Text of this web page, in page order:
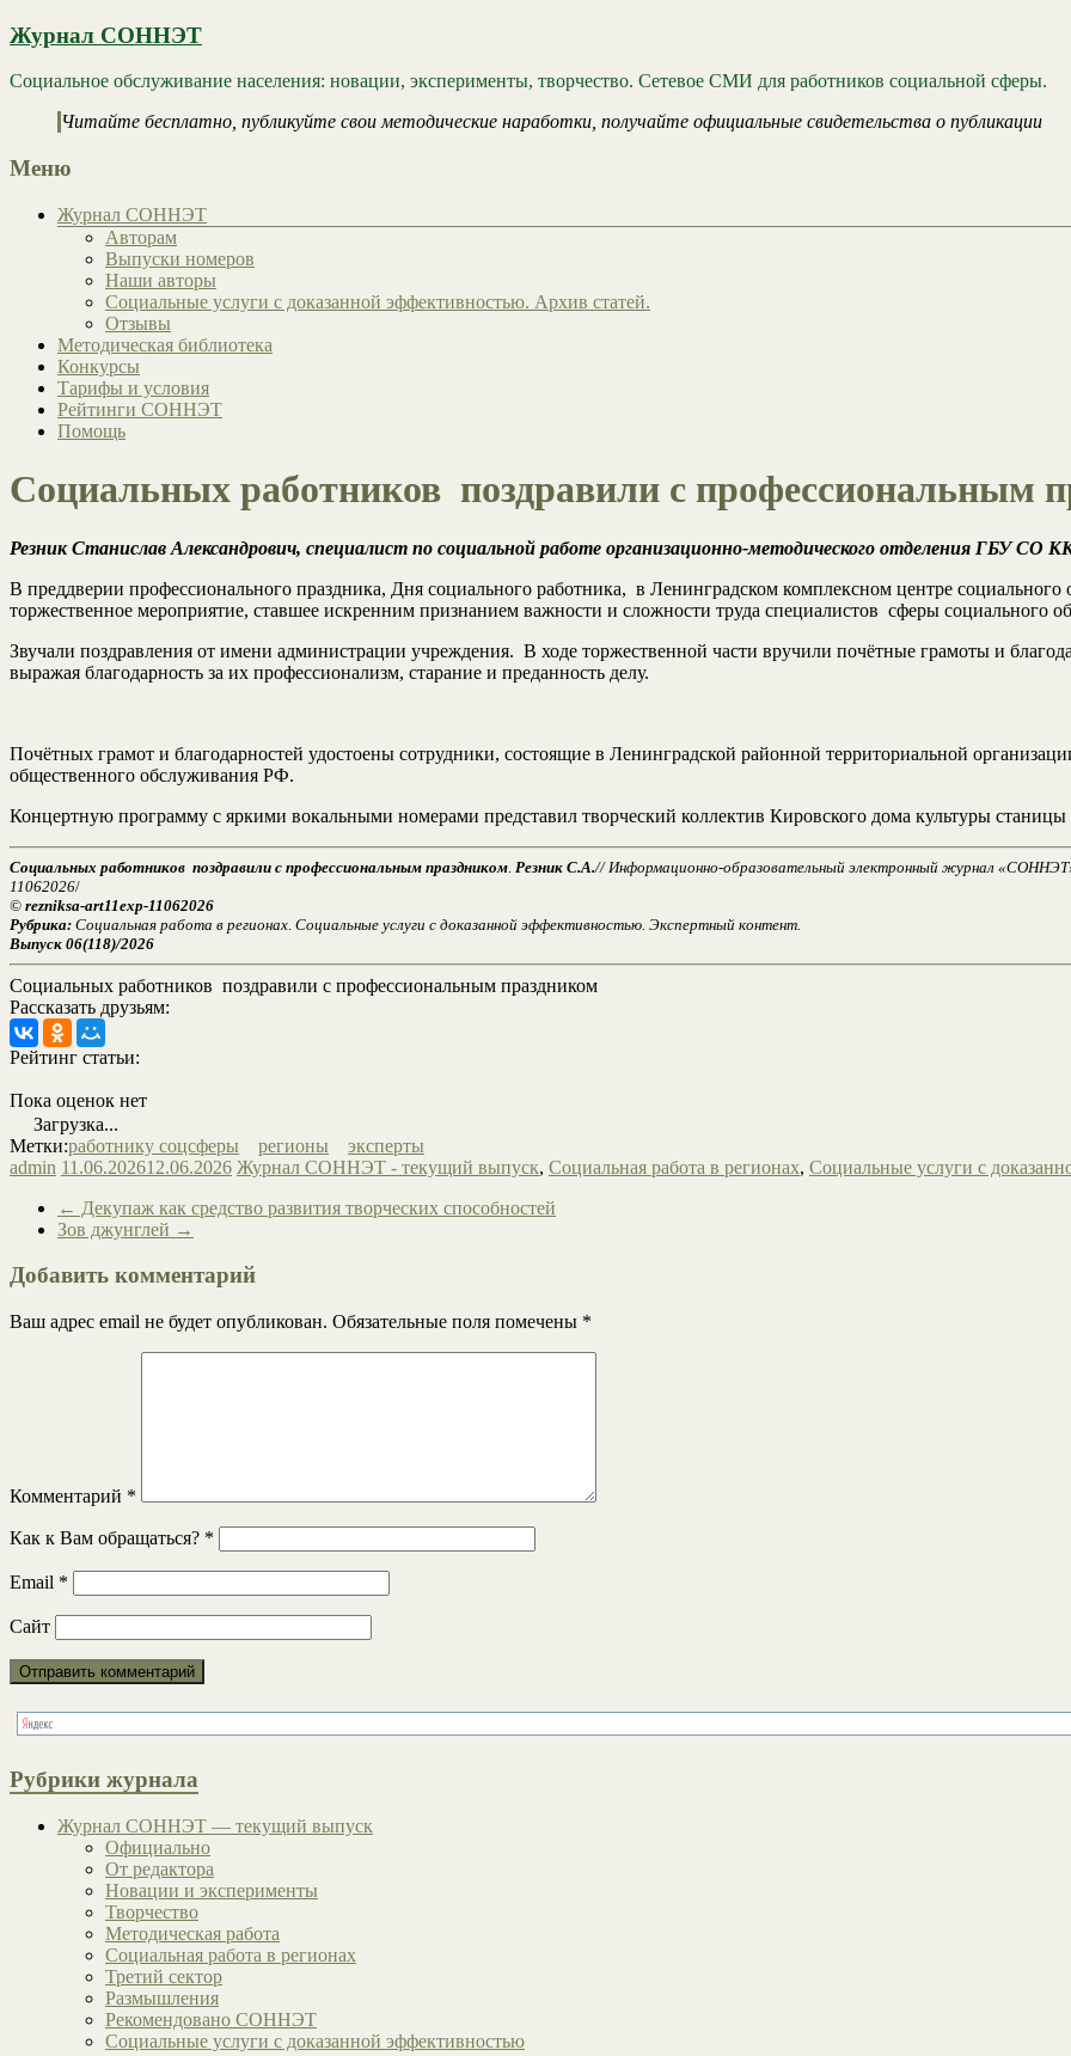
Журнал СОННЭТ
Социальное обслуживание населения: новации, эксперименты, творчество. Сетевое СМИ для работников социальной сферы.
Читайте бесплатно, публикуйте свои методические наработки, получайте официальные свидетельства о публикации
Меню
Журнал СОННЭТ
Авторам
Выпуски номеров
Наши авторы
Социальные услуги с доказанной эффективностью. Архив статей.
Отзывы
Методическая библиотека
Конкурсы
Тарифы и условия
Рейтинги СОННЭТ
Помощь
Социальных работников поздравили с профессиональным
Резник Станислав Александрович, специалист по социальной работе организационно-методического отделения
В преддверии профессионального праздника, Дня социального работника, в Ленинградском комплексном центре социального
торжественное мероприятие, ставшее искренним признанием важности и сложности труда специалистов сферы социального
Звучали поздравления от имени администрации учреждения. В ходе торжественной части вручили почётные грамоты и
выражая благодарность за их профессионализм, старание и преданность делу.
Почётных грамот и благодарностей удостоены сотрудники, состоящие в Ленинградской районной территориальной
общественного обслуживания РФ.
Концертную программу с яркими вокальными номерами представил творческий коллектив Кировского дома культуры станицы
Социальных работников поздравили с профессиональным праздником Резник С.А.// Информационно-образовательный электронный журнал
11062026/
© rezniksa-art11exp-11062026
Рубрика: Социальная работа в регионах Социальные услуги с доказанной эффективностью. Экспертный контент.
Выпуск 06(118)/2026
Социальных работников поздравили с профессиональным праздником
Рассказать друзьям:
Рейтинг статьи:
Пока оценок нет
Загрузка...
Метки:работнику соцсферы регионы
эксперты
admin 11.06.202612.06.2026 Журнал СОННЭТ - текущий выпуск, Социальная работа в регионах, Социальные услуги с
← Декупаж как средство развития творческих способностей
Зов джунглей →
Добавить комментарий
Ваш адрес email не будет опубликован. Обязательные поля помечены *
Комментарий *
Как к Вам обращаться? *
Email *
Сайт
Рубрики журнала
Журнал СОННЭТ — текущий выпуск
Официально
От редактора
Новации и эксперименты
Творчество
Методическая работа
Социальная работа в регионах
Третий сектор
Размышления
Рекомендовано СОННЭТ
Социальные услуги с доказанной эффективностью